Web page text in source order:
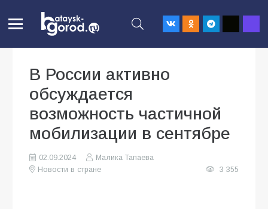
В России активно
обсуждается
возможность частичной
мобилизации в сентябре
02.09.2024
Малика Тапаева
Новости в стране
3 355